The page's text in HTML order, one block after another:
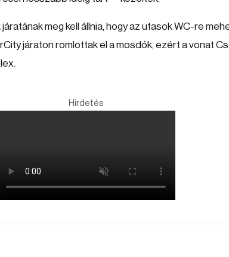
meg kell állnia, hogy az utasok WC-re
járaton romlottak el a mosdók, ezért a vonat
Hirdetés